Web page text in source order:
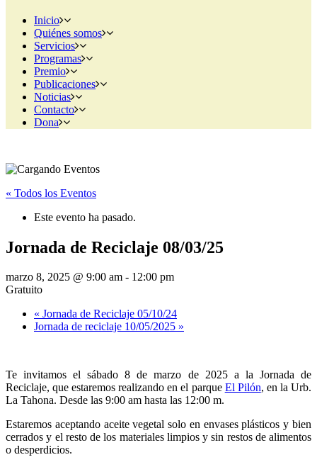
Inicio
Quiénes somos
Servicios
Programas
Premio
Publicaciones
Noticias
Contacto
Dona
« Todos los Eventos
Este evento ha pasado.
Jornada de Reciclaje 08/03/25
marzo 8, 2025 @ 9:00 am - 12:00 pm
Gratuito
« Jornada de Reciclaje 05/10/24
Jornada de reciclaje 10/05/2025 »
Te invitamos el sábado 8 de marzo de 2025 a la Jornada de
Reciclaje, que estaremos realizando en el parque El Pilón, en la Urb.
La Tahona. Desde las 9:00 am hasta las 12:00 m.
Estaremos aceptando aceite vegetal solo en envases plásticos y bien
cerrados y el resto de los materiales limpios y sin restos de alimentos
o desperdicios.